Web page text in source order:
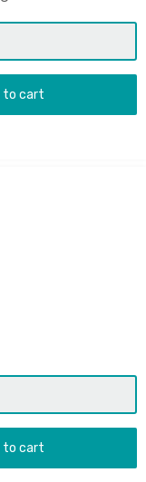
to cart
to cart